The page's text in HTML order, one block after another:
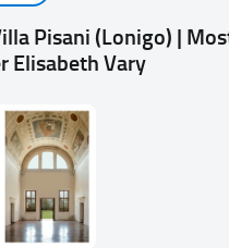
Pisani (Lonigo) |
Elisabeth Vary